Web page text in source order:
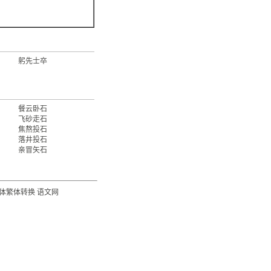
躬先士卒
餐云卧石
飞砂走石
焦熬投石
落井投石
亲冒矢石
繁体转换 语文网